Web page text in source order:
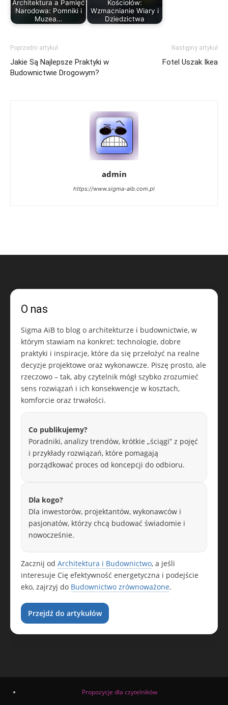
Architektura a Pamięć
Narodowa: Pomniki i
Muzea…
Kościołów:
Wzmacnianie Wiary i
Dziedzictwa
Poprzedni artykuł
Jakie Są Najlepsze Praktyki w
Budownictwie Drogowym?
Następny artykuł
Fotel Uszak Ikea
admin
https://www.sigma-aib.com.pl
O nas
Sigma AiB to blog o architekturze i budownictwie, w
którym stawiam na konkret: technologie, dobre
praktyki i inspiracje, które da się przełożyć na realne
decyzje projektowe oraz wykonawcze. Piszę prosto, ale
rzeczowo – tak, aby czytelnik mógł szybko zrozumieć
sens rozwiązań i ich konsekwencje w kosztach,
komforcie oraz trwałości.
Co publikujemy?
Poradniki, analizy trendów, krótkie „ściągi” z pojęć
i przykłady rozwiązań, które pomagają
porządkować proces od koncepcji do odbioru.
Dla kogo?
Dla inwestorów, projektantów, wykonawców i
pasjonatów, którzy chcą budować świadomie i
nowocześnie.
Zacznij od Architektura i Budownictwo, a jeśli
interesuje Cię efektywność energetyczna i podejście
eko, zajrzyj do Budownictwo zrównoważone.
Przejdź do artykułów
Propozycje dla czytelników